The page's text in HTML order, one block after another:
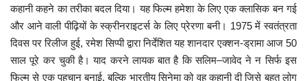
टेक न्यूज
लाइफस्टाइल
कहानी कहने का तरीका बदल दिया। यह फिल्म हमेशा के लिए एक क्लासिक बन गई
और आने वाली पीढ़ियों के स्क्रीनराइटर्स के लिए प्रेरणा बनी। 1975 में स्वतंत्रता
दिवस पर रिलीज हुई, रमेश सिप्पी द्वारा निर्देशित यह शानदार एक्शन-ड्रामा आज 50
साल पूरे कर चुकी है। याद करने लायक बात है कि सलिम–जावेद ने न सिर्फ इस
फिल्म से एक पहचान बनाई, बल्कि भारतीय सिनेमा को वह कहानी दी जिसे बहुत लोग